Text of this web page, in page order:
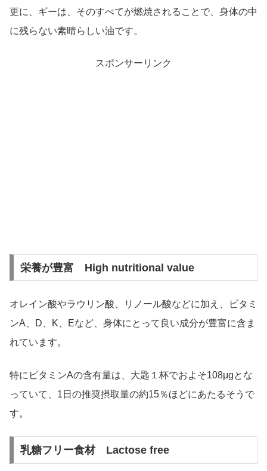
更に、ギーは、そのすべてが燃焼されることで、身体の中
に残らない素晴らしい油です。
スポンサーリンク
栄養が豊富 High nutritional value
オレイン酸やラウリン酸、リノール酸などに加え、ビタミ
ンA、D、K、Eなど、身体にとって良い成分が豊富に含ま
れています。
特にビタミンAの含有量は、大匙１杯でおよそ108μgとな
っていて、1日の推奨摂取量の約15％ほどにあたるそうで
す。
乳糖フリー食材 Lactose free